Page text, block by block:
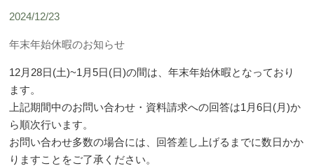
2024/12/23
年末年始休暇のお知らせ
12月28日(土)~1月5日(日)の間は、年末年始休暇となっており
ます。
上記期間中のお問い合わせ・資料請求への回答は1月6日(月)か
ら順次行います。
お問い合わせ多数の場合には、回答差し上げるまでに数日かか
りますことをご了承ください。